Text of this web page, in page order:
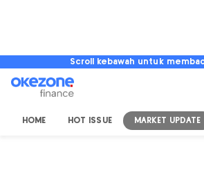
Scroll kebawah untuk
HOME HOT ISSUE MARKET UPDATE